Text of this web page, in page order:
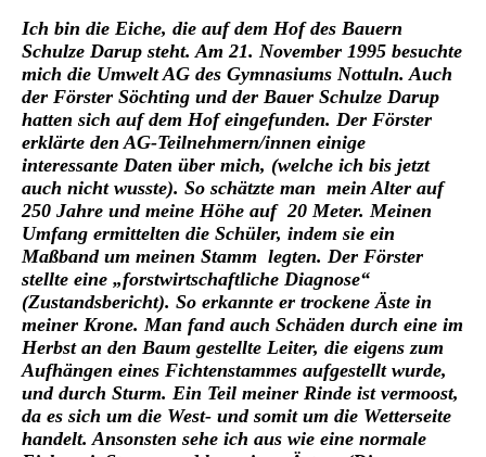
Ich bin die Eiche, die auf dem Hof des Bauern
Schulze Darup steht. Am 21. November 1995 besuchte
mich die Umwelt AG des Gymnasiums Nottuln. Auch
der Förster Söchting und der Bauer Schulze Darup
hatten sich auf dem Hof eingefunden. Der Förster
erklärte den AG-Teilnehmern/innen einige
interessante Daten über mich, (welche ich bis jetzt
auch nicht wusste). So schätzte man mein Alter auf
250 Jahre und meine Höhe auf 20 Meter. Meinen
Umfang ermittelten die Schüler, indem sie ein
Maßband um meinen Stamm legten. Der Förster
stellte eine „forstwirtschaftliche Diagnose“
(Zustandsbericht). So erkannte er trockene Äste in
meiner Krone. Man fand auch Schäden durch eine im
Herbst an den Baum gestellte Leiter, die eigens zum
Aufhängen eines Fichtenstammes aufgestellt wurde,
und durch Sturm. Ein Teil meiner Rinde ist vermoost,
da es sich um die West- und somit um die Wetterseite
handelt. Ansonsten sehe ich aus wie eine normale